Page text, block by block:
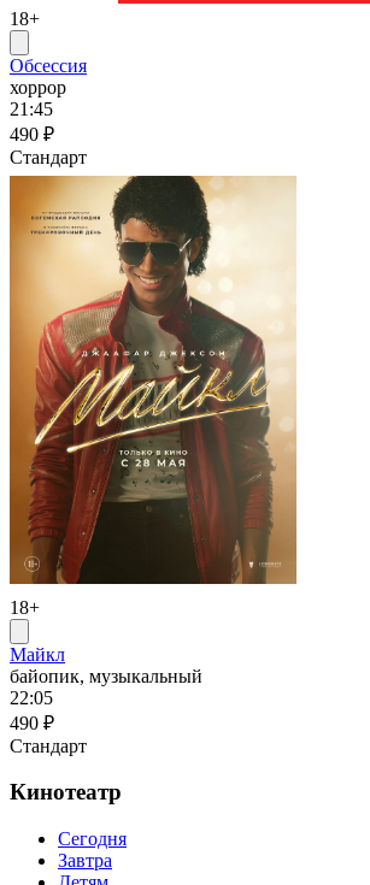
18+
Обсессия
хоррор
21:45
490 ₽
Стандарт
18+
Майкл
байопик, музыкальный
22:05
490 ₽
Стандарт
Кинотеатр
Сегодня
Завтра